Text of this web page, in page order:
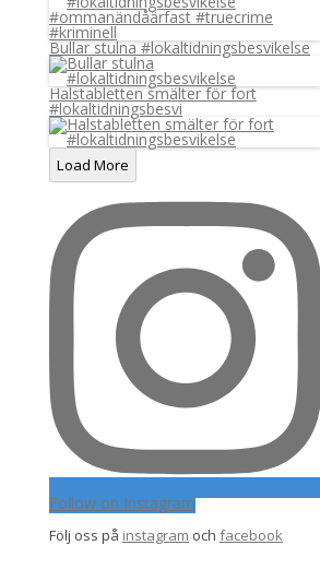
Bullar stulna #lokaltidningsbesvikelse
Halstabletten smälter för fort
#lokaltidningsbesvi
Load More
Follow on Instagram
Följ oss på instagram och facebook